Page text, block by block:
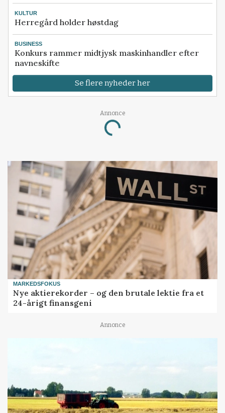
KULTUR
Herregård holder høstdag
BUSINESS
Konkurs rammer midtjysk maskinhandler efter
navneskifte
Se flere nyheder her
Annonce
Loading...
MARKEDSFOKUS
Nye aktierekorder – og den brutale lektie fra et
24-årigt finansgeni
Annonce